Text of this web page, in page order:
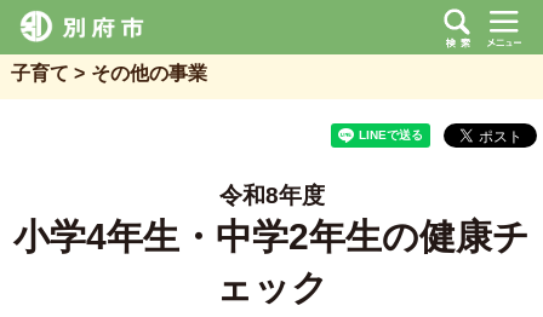
子育て その他の事業
令和8年度
小学4年生・中学2年生の健康チ
ェック